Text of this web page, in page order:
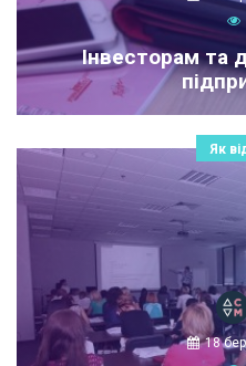
Інвесторам та
Як
18